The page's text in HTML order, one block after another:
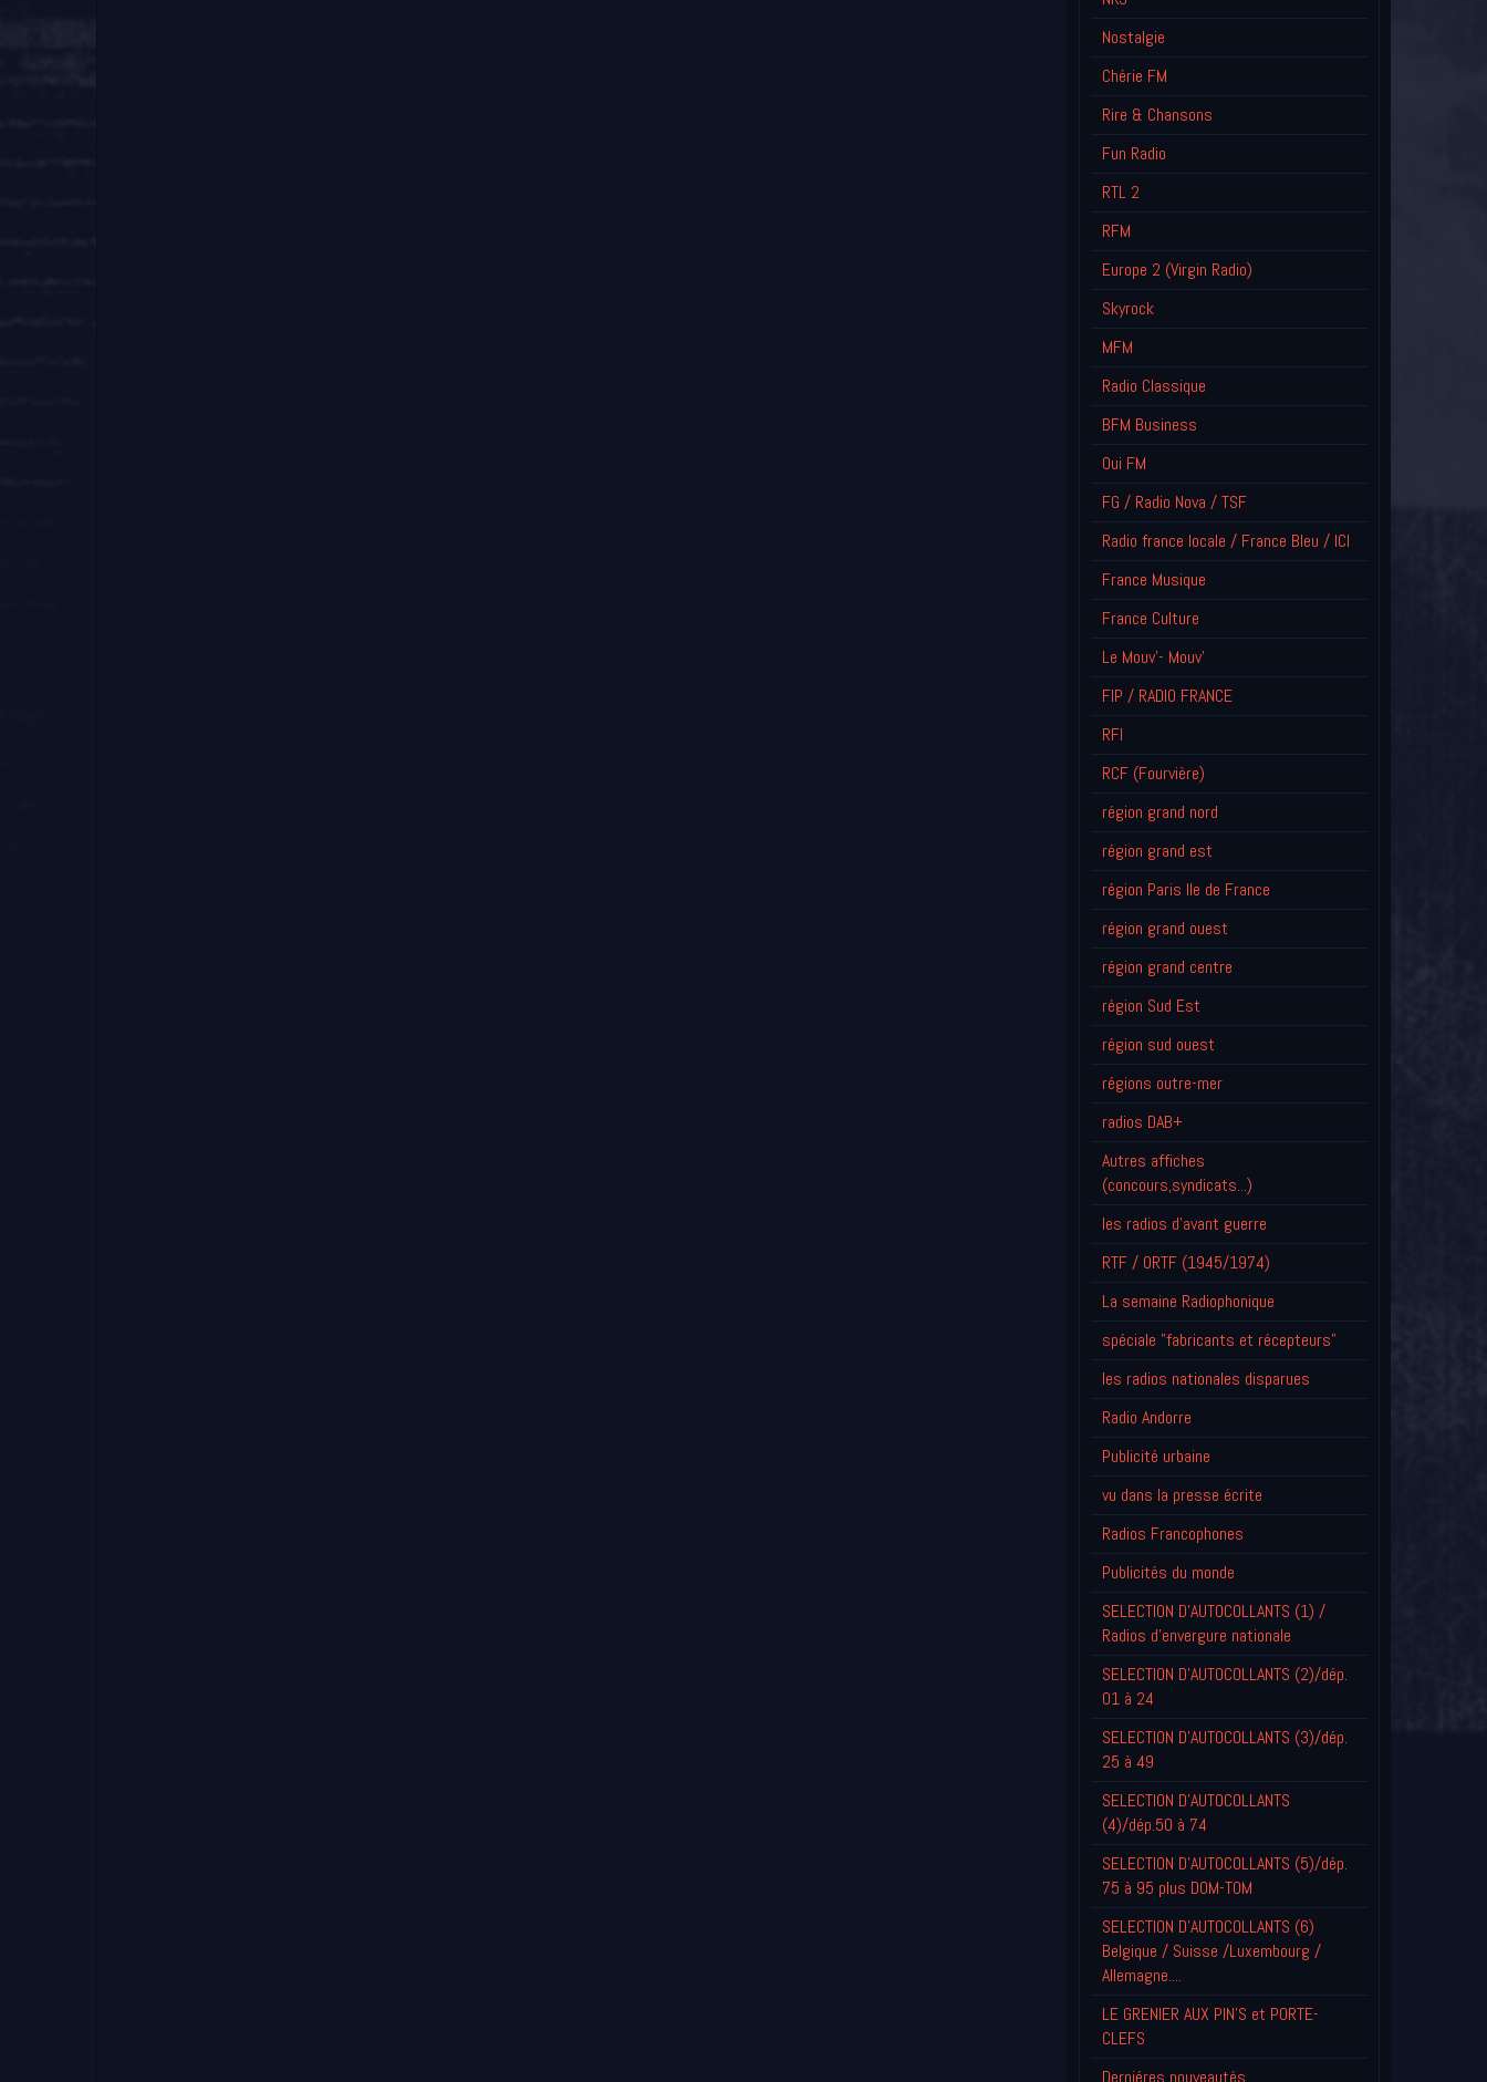
Nostalgie
Chérie FM
Rire & Chansons
Fun Radio
RTL 2
RFM
Europe 2 (Virgin Radio)
Skyrock
MFM
Radio Classique
BFM Business
Oui FM
FG / Radio Nova / TSF
Radio france locale / France Bleu / ICI
France Musique
France Culture
Le Mouv'- Mouv'
FIP / RADIO FRANCE
RFI
RCF (Fourvière)
région grand nord
région grand est
région Paris Ile de France
région grand ouest
région grand centre
région Sud Est
région sud ouest
régions outre-mer
radios DAB+
Autres affiches
(concours,syndicats...)
les radios d'avant guerre
RTF / ORTF (1945/1974)
La semaine Radiophonique
spéciale "fabricants et récepteurs"
les radios nationales disparues
Radio Andorre
Publicité urbaine
vu dans la presse écrite
Radios Francophones
Publicités du monde
SELECTION D'AUTOCOLLANTS (1) /
Radios d'envergure nationale
SELECTION D'AUTOCOLLANTS (2)/dép.
01 à 24
SELECTION D'AUTOCOLLANTS (3)/dép.
25 à 49
SELECTION D'AUTOCOLLANTS
(4)/dép.50 à 74
SELECTION D'AUTOCOLLANTS (5)/dép.
75 à 95 plus DOM-TOM
SELECTION D'AUTOCOLLANTS (6)
Belgique / Suisse /Luxembourg /
Allemagne....
LE GRENIER AUX PIN'S et PORTE-
CLEFS
Derniéres nouveautés